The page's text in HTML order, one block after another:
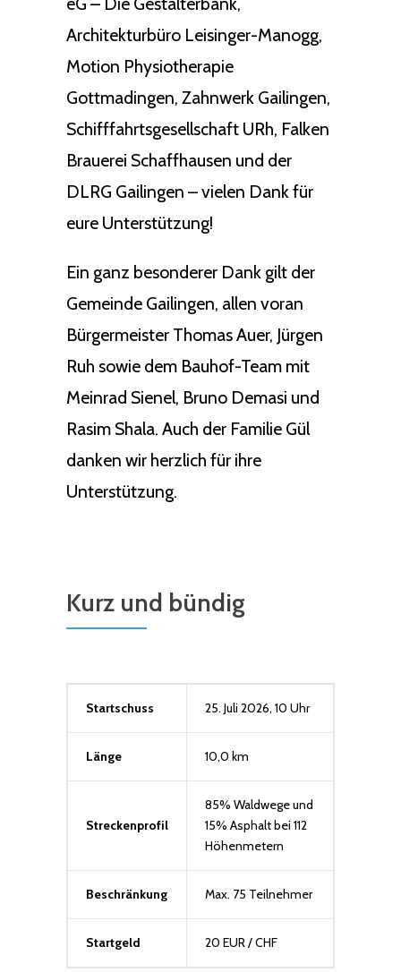
Architekturbüro Leisinger-Manogg,
Motion Physiotherapie
Gottmadingen, Zahnwerk Gailingen,
Schifffahrtsgesellschaft URh, Falken
Brauerei Schaffhausen und der
DLRG Gailingen – vielen Dank für
eure Unterstützung!
Ein ganz besonderer Dank gilt der
Gemeinde Gailingen, allen voran
Bürgermeister Thomas Auer, Jürgen
Ruh sowie dem Bauhof-Team mit
Meinrad Sienel, Bruno Demasi und
Rasim Shala. Auch der Familie Gül
danken wir herzlich für ihre
Unterstützung.
Kurz und bündig
Startschuss 25. Juli 2026, 10 Uhr
Länge 10,0 km
Streckenprofil
85% Waldwege und
15% Asphalt bei 112
Höhenmetern
Beschränkung Max. 75 Teilnehmer
Startgeld 20 EUR / CHF